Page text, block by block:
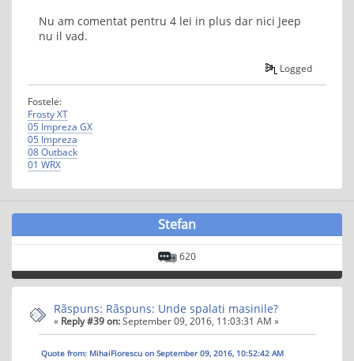
Nu am comentat pentru 4 lei in plus dar nici Jeep
nu il vad.
Logged
Fostele:
Frosty XT
05 Impreza GX
05 Impreza
08 Outback
01 WRX
Stefan
620
Rãspuns: Rãspuns: Unde spalati masinile?
« Reply #39 on:September 09, 2016, 11:03:31 AM »
Quote from: MihaiFlorescu on September 09, 2016, 10:52:42 AM